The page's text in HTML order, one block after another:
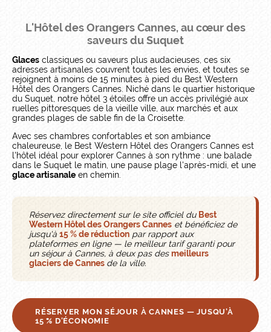
L'Hôtel des Orangers Cannes, au cœur des
saveurs du Suquet
Glaces classiques ou saveurs plus audacieuses, ces six
adresses artisanales couvrent toutes les envies, et toutes se
rejoignent à moins de 15 minutes à pied du Best Western
Hôtel des Orangers Cannes. Niché dans le quartier historique
du Suquet, notre hôtel 3 étoiles offre un accès privilégié aux
ruelles pittoresques de la vieille ville, aux marchés et aux
grandes plages de sable fin de la Croisette.
Avec ses chambres confortables et son ambiance
chaleureuse, le Best Western Hôtel des Orangers Cannes est
l'hôtel idéal pour explorer Cannes à son rythme : une balade
dans le Suquet le matin, une pause plage l'après-midi, et une
glace artisanale en chemin.
Réservez directement sur le site officiel du Best
Western Hôtel des Orangers Cannes et bénéficiez de
jusqu'à 15 % de réduction par rapport aux
plateformes en ligne — le meilleur tarif garanti pour
un séjour à Cannes, à deux pas desmeilleurs
glaciers de Cannes de la ville.
RÉSERVER MON SÉJOUR À CANNES — JUSQU'À
15 % D'ÉCONOMIE